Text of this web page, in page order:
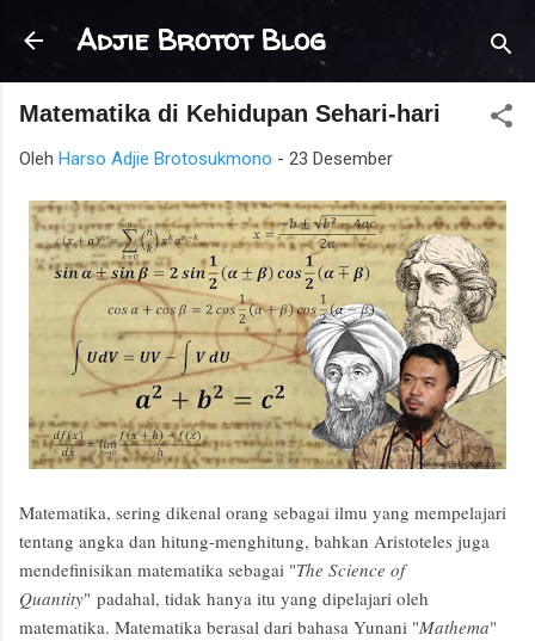
Langsung ke konten utama
Adjie Brotot Blog
Matematika di Kehidupan Sehari-hari
Oleh Harso Adjie Brotosukmono - 23 Desember
Matematika, sering dikenal orang sebagai ilmu yang mempelajari
tentang angka dan hitung-menghitung, bahkan Aristoteles juga
mendefinisikan matematika sebagai "The Science of
Quantity" padahal, tidak hanya itu yang dipelajari oleh
matematika. Matematika berasal dari bahasa Yunani "Mathema"